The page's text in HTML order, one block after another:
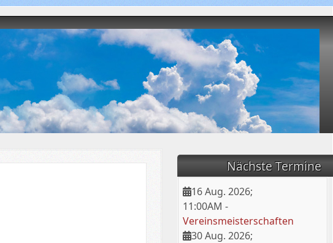
Nächste Termine
16 Aug. 2026;
11:00AM -
Vereinsmeisterschaften
30 Aug. 2026;